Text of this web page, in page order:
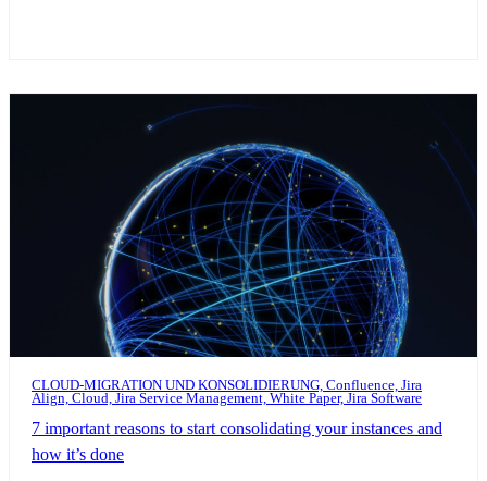
CLOUD-MIGRATION UND KONSOLIDIERUNG, Confluence, Jira
Align, Cloud, Jira Service Management, White Paper, Jira Software
7 important reasons to start consolidating your instances and
how it’s done